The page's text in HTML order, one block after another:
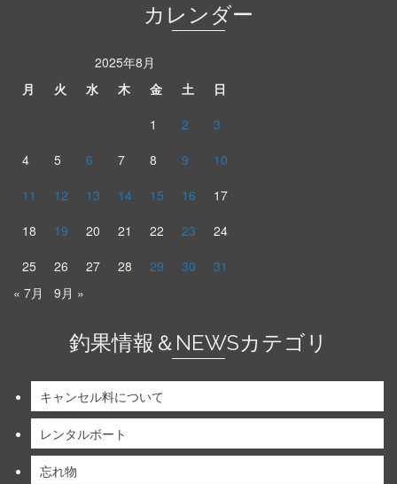
カレンダー
2025年8月
月
火 水 木 金 土
日
1
2
3
4
5 6 7 8 9
10
11
12 13 14 15 16
17
18
19 20 21 22 23
24
25
26 27 28 29 30
31
« 7月
9月 »
釣果情報＆NEWSカテゴリ
キャンセル料について
レンタルボート
忘れ物